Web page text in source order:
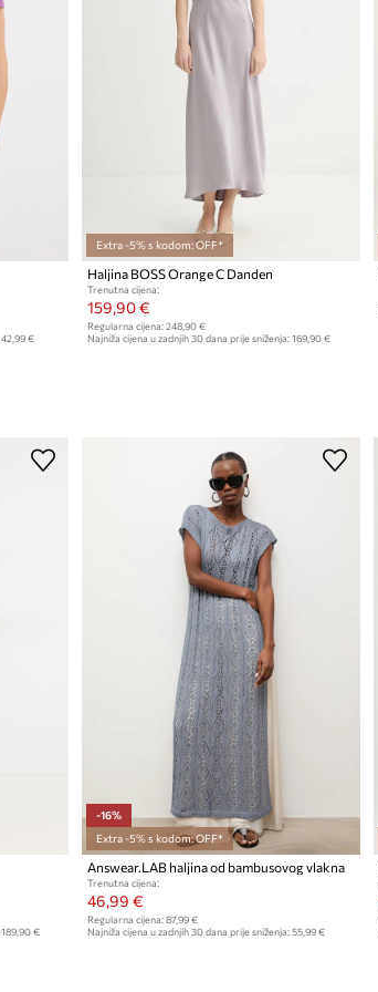
42,99 €
Extra -5% s kodom: OFF*
Haljina BOSS Orange C Danden
Trenutna cijena:
159,90 €
Regularna cijena: 248,90 €
Najniža cijena u zadnjih 30 dana prije sniženja: 169,90 €
189,90 €
-16%
Extra -5% s kodom: OFF*
Answear.LAB haljina od bambusovog vlakna
Trenutna cijena:
46,99 €
Regularna cijena: 87,99 €
Najniža cijena u zadnjih 30 dana prije sniženja: 55,99 €